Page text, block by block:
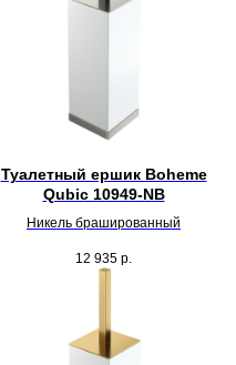
Туалетный ершик Boheme
Qubic 10949-NB
Никель брашированный
12 935 р.